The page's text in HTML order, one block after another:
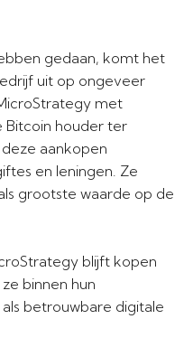
gedaan, komt het
uit op ongeveer
met
Bitcoin houder ter
aankopen
en leningen. Ze
grootste waarde op de
blijft kopen
binnen hun
betrouwbare digitale